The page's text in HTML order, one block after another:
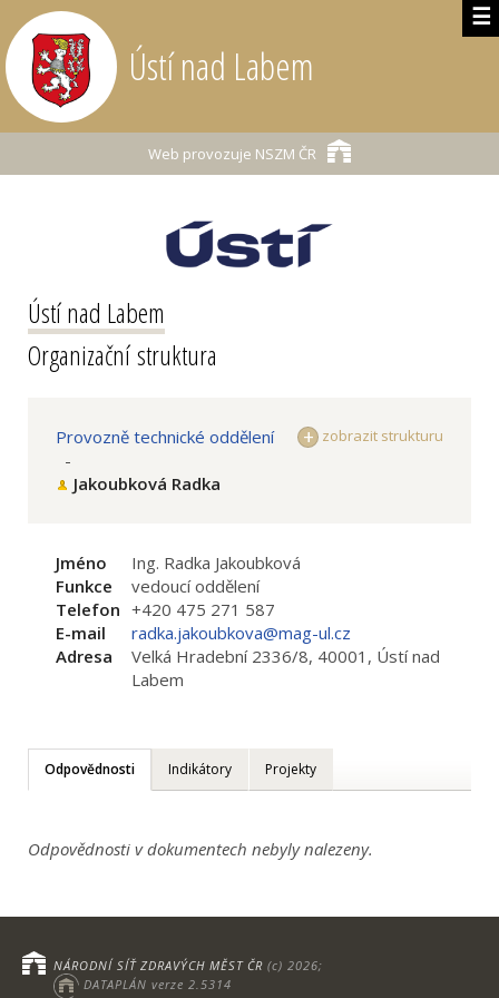
☰
Ústí nad Labem
Web provozuje NSZM ČR
Ústí nad Labem
Organizační struktura
zobrazit strukturu
Provozně technické oddělení
-
Jakoubková Radka
Jméno
Ing. Radka Jakoubková
Funkce
vedoucí oddělení
Telefon +420 475 271 587
E-mail
radka.jakoubkova@mag-ul.cz
Adresa
Velká Hradební 2336/8, 40001, Ústí nad
Labem
Odpovědnosti Indikátory Projekty
Odpovědnosti v dokumentech nebyly nalezeny.
NÁRODNÍ SÍŤ ZDRAVÝCH MĚST ČR (c) 2026;
DATAPLÁN verze 2.5314